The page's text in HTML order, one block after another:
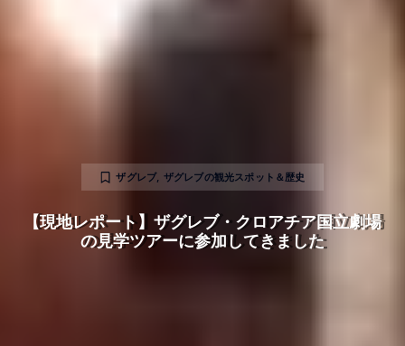
ザグレブ, ザグレブの観光スポット＆歴史
【現地レポート】ザグレブ・クロアチア国立劇場
の見学ツアーに参加してきました